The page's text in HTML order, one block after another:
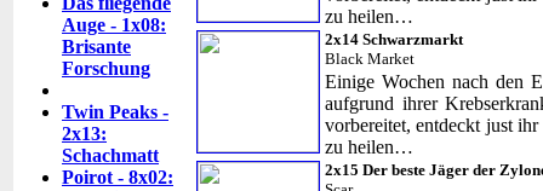
Auge - 1x08:
Brisante
Forschung
Twin Peaks -
2x13:
Schachmatt
Poirot - 8x02:
zu heilen…
2x14 Schwarzmarkt
Black Market
Einige Wochen nach den
aufgrund ihrer
vorbereitet, entdeckt just
zu heilen…
2x15 Der beste Jäger der